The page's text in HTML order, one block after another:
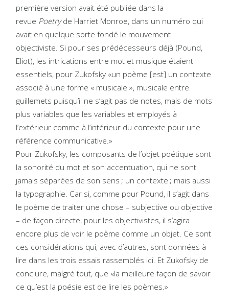
première version avait été publiée dans la
revue Poetryde Harriet Monroe, dans un numéro qui
avait en quelque sorte fondé le mouvement
objectiviste. Si pour ses prédécesseurs déjà (Pound,
Eliot), les intrications entre mot et musique étaient
essentiels, pour Zukofsky «un poème [est] un contexte
associé à une forme « musicale », musicale entre
guillemets puisqu’il ne s’agit pas de notes, mais de mots
plus variables que les variables et employés à
l’extérieur comme à l’intérieur du contexte pour une
référence communicative.»
Pour Zukofsky, les composants de l’objet poétique sont
la sonorité du mot et son accentuation, qui ne sont
jamais séparées de son sens ; un contexte ; mais aussi
la typographie. Car si, comme pour Pound, il s’agit dans
le poème de traiter une chose – subjective ou objective
– de façon directe, pour les objectivistes, il s’agira
encore plus de voir le poème comme un objet. Ce sont
ces considérations qui, avec d’autres, sont données à
lire dans les trois essais rassemblés ici. Et Zukofsky de
conclure, malgré tout, que «la meilleure façon de savoir
ce qu’est la poésie est de lire les poèmes.»